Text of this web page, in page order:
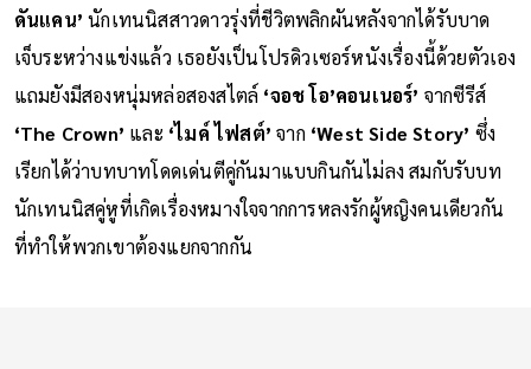
ดันแคน’นักเทนนิสสาวดาวรุ่งที่ชีวิตพลิกผันหลังจากได้รับบาด
เจ็บระหว่างแข่งแล้ว เธอยังเป็นโปรดิวเซอร์หนังเรื่องนี้ด้วยตัวเอง
แถมยังมีสองหนุ่มหล่อสองสไตล์ ‘จอช โอ’คอนเนอร์’ จากซีรีส์
‘The Crown’ และ ‘ไมค์ ไฟสต์’จาก ‘West Side Story’ ซึ่ง
เรียกได้ว่าบทบาทโดดเด่นตีคู่กันมาแบบกินกันไม่ลง สมกับรับบท
นักเทนนิสคู่หูที่เกิดเรื่องหมางใจจากการหลงรักผู้หญิงคนเดียวกัน
ที่ทำให้พวกเขาต้องแยกจากกัน